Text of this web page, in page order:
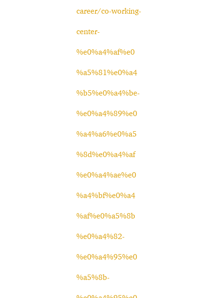
career/co-working-
center-
%e0%a4%af%e0
%a5%81%e0%a4
%b5%e0%a4%be-
%e0%a4%89%e0
%a4%a6%e0%a5
%8d%e0%a4%af
%e0%a4%ae%e0
%a4%bf%e0%a4
%af%e0%a5%8b
%e0%a4%82-
%e0%a4%95%e0
%a5%8b-